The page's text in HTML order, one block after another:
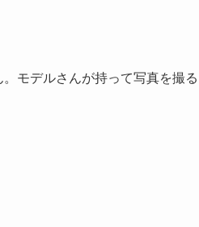
モデルさんが持って写真を撮る